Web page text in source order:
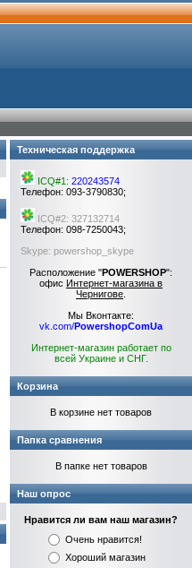
Техническая поддержка
ICQ#1: 220243574
Телефон: 093-3790830;
ICQ#2: 327132714
Телефон: 098-7250043;
Skype: powershop_skype
Расположение "POWERSHOP":
офис Интернет-магазина в
Чернигове
Мы Вконтакте:
vk.com/PowershopComUa
Интернет-магазин работает по
всей Украине и СНГ.
Корзина
В корзине нет товаров
Папка сравнения
В папке нет товаров
Наш опрос
Нравится ли вам наш магазин?
Очень нравится!
Хороший магазин